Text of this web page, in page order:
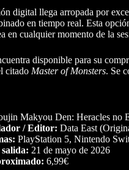
digital llega arropada por
en tiempo real. Esta
en cualquier momento de la
disponible para su
citado Master of Monsters. Se
Makyou Den: Heracles no
/ Editor: Data East
PlayStation 5, Nintendo
21 de mayo de 2026
6,99€